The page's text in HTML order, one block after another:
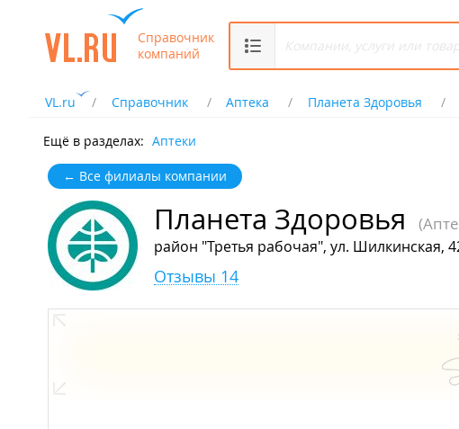
Справочник
компаний
VL.ru Справочник Аптека Планета Здоровья
Ещё в разделах: Аптеки
← Все филиалы компании
Планета Здоровья
район "Третья рабочая", ул. Шилкинская,
Отзывы 14